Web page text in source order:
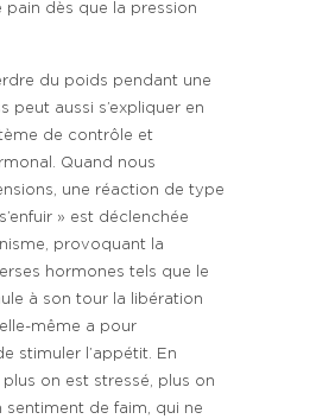
pain dès que la pression
du poids pendant une
peut aussi s’expliquer en
de contrôle et
Quand nous
une réaction de type
» est déclenchée
provoquant la
hormones tels que le
à son tour la libération
même a pour
stimuler l’appétit. En
plus on est stressé, plus on
sentiment de faim, qui ne